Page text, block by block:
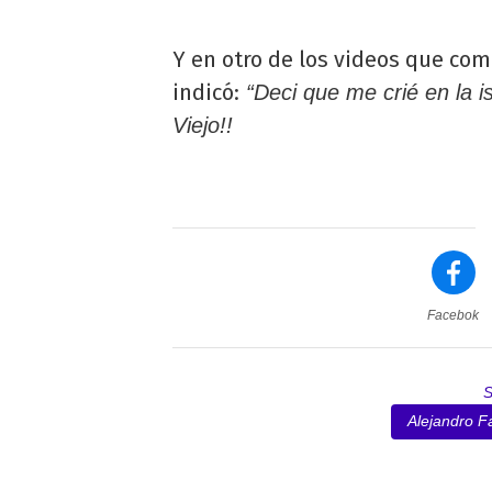
Y en otro de los videos que
indicó: “Deci que me crié en la
Viejo!!
Facebok
Alejandro